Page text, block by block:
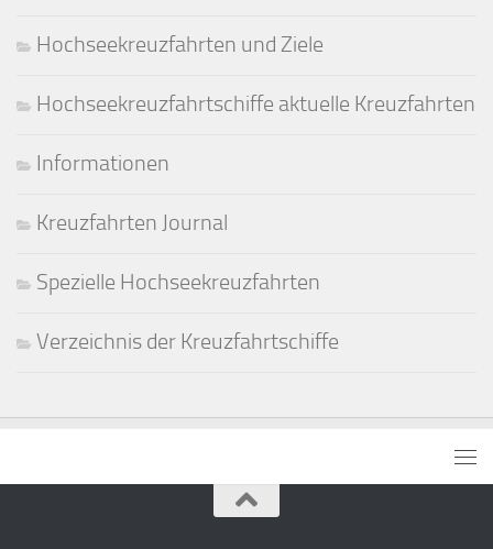
Hochseekreuzfahrten und Ziele
Hochseekreuzfahrtschiffe aktuelle Kreuzfahrten
Informationen
Kreuzfahrten Journal
Spezielle Hochseekreuzfahrten
Verzeichnis der Kreuzfahrtschiffe